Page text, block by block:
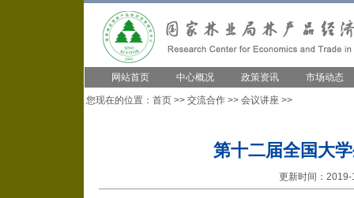
网站首页 中心概况 政策资讯 市场动态
您现在的位置： 首页 >> 交流合作 >> 会议讲座 >>
第十二届全国大
更新时间：